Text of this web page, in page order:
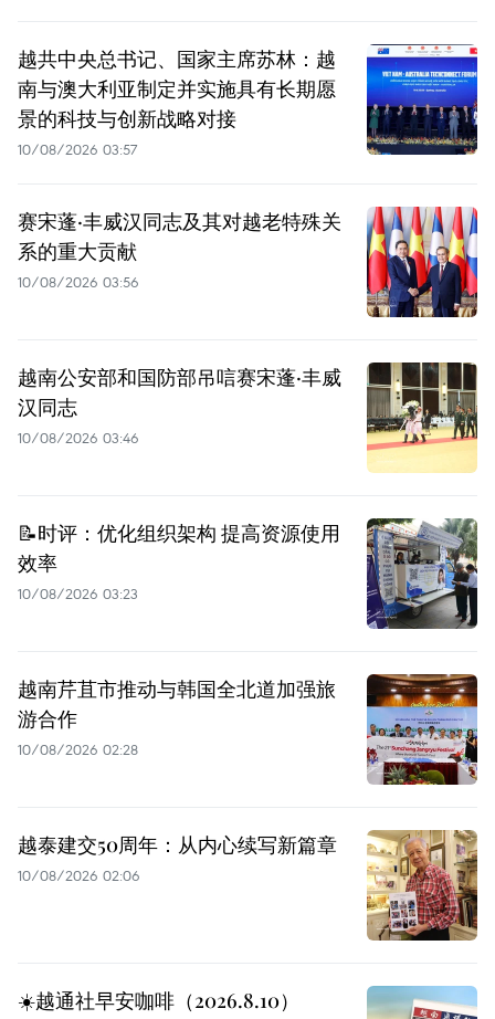
越共中央总书记、国家主席苏林：越
南与澳大利亚制定并实施具有长期愿
景的科技与创新战略对接
10/08/2026 03:57
赛宋蓬·丰威汉同志及其对越老特殊关
系的重大贡献
10/08/2026 03:56
越南公安部和国防部吊唁赛宋蓬·丰威
汉同志
10/08/2026 03:46
📝时评：优化组织架构 提高资源使用
效率
10/08/2026 03:23
越南芹苴市推动与韩国全北道加强旅
游合作
10/08/2026 02:28
越泰建交50周年：从内心续写新篇章
10/08/2026 02:06
☀️越通社早安咖啡（2026.8.10）